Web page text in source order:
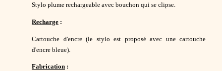
Stylo plume rechargeable avec bouchon qui se clipse.
Recharge :
Cartouche d'encre (le stylo est proposé avec une cartouche
d'encre bleue).
Fabrication :